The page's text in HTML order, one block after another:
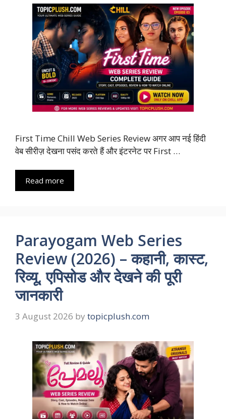
First Time Chill Web Series Review अगर आप नई हिंदी
वेब सीरीज़ देखना पसंद करते हैं और इंटरनेट पर First …
Read more
Parayogam Web Series
Review (2026) – कहानी, कास्ट,
रिव्यू, एपिसोड और देखने की पूरी
जानकारी
3 August 2026 by topicplush.com